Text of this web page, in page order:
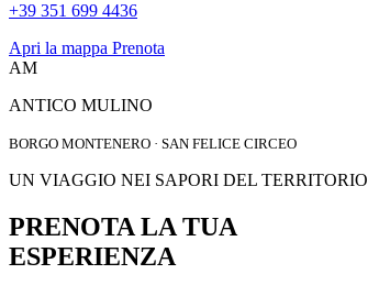
+39 351 699 4436
Apri la mappa Prenota
AM
ANTICO MULINO
BORGO MONTENERO · SAN FELICE CIRCEO
UN VIAGGIO NEI SAPORI DEL TERRITORIO
PRENOTA LA TUA
ESPERIENZA